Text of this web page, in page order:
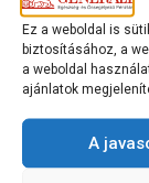
Ez a weboldal is
biztosításához, a
a weboldal
ajánlatok
A
96%